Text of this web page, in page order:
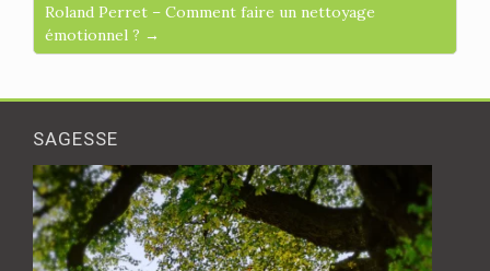
Roland Perret – Comment faire un nettoyage
émotionnel ? →
SAGESSE